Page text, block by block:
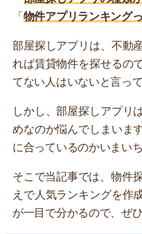
「 物件アプリランキング
部屋探しアプリは、不動
れば賃貸物件を探せるの
てない人はいないと言っ
しかし、部屋探しアプリ
めなのか悩んでしまいま
に合っているのかいまい
そこで当記事では、物件
えで人気ランキングを作
が一目で分かるので、ぜ